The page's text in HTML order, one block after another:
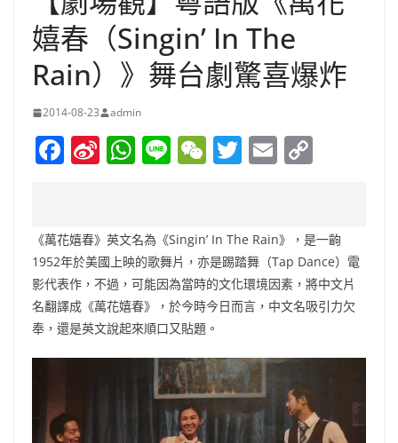
嬉春（Singin’ In The
Rain）》舞台劇驚喜爆炸
2014-08-23 admin
F
e
b
o
o
k
Si
W
ei
b
o
W
s
A
p
p
Li W
h
at
T
er
E
l y
Li
n
k
《萬花嬉春》英文名為《Singin’ In The Rain》，是一齣
1952年於美國上映的歌舞片，亦是踢踏舞（Tap Dance）電
影代表作，不過，可能因為當時的文化環境因素，將中文片
名翻譯成《萬花嬉春》，於今時今日而言，中文名吸引力欠
奉，還是英文說起來順口又貼題。